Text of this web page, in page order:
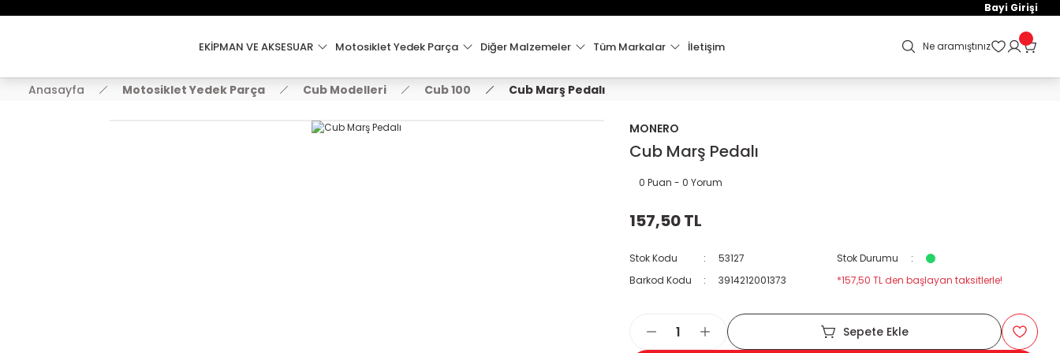
2000 TL VE ÜZERİ KARGO ÜCRETSİZ !
Bayi Girişi
EKİPMAN VE AKSESUAR Motosiklet Yedek Parça Diğer Malzemeler Tüm Markalar İletişim Ne aramıştınız
Anasayfa Motosiklet Yedek Parça Cub Modelleri Cub 100 Cub Marş Pedalı
MONERO
Cub Marş Pedalı
0 Puan - 0 Yorum
157,50 TL
Stok Kodu 53127
Stok Durumu
Barkod Kodu
3914212001373 *157,50 TL den başlayan taksitlerle!
Sepete Ekle